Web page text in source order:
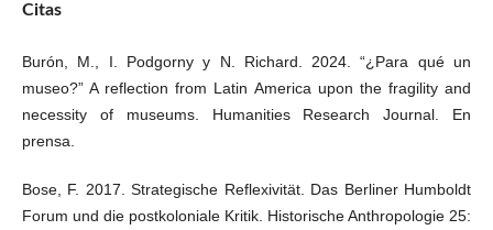
Citas
Burón, M., I. Podgorny y N. Richard. 2024. “¿Para qué un
museo?” A reflection from Latin America upon the fragility and
necessity of museums. Humanities Research Journal. En
prensa.
Bose, F. 2017. Strategische Reflexivität. Das Berliner Humboldt
Forum und die postkoloniale Kritik. Historische Anthropologie 25: